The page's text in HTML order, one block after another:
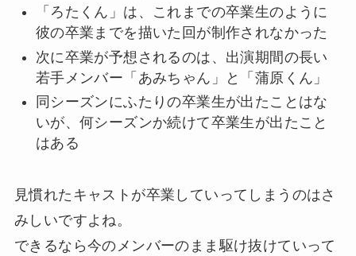
「ろたくん」は、これまでの卒業生のように
彼の卒業までを描いた回が制作されなかった
次に卒業が予想されるのは、出演期間の長い
若手メンバー「あみちゃん」と「蒲原くん」
同シーズンにふたりの卒業生が出たことはな
いが、何シーズンか続けて卒業生が出たこと
はある
見慣れたキャストが卒業していってしまうのはさ
みしいですよね。
できるなら今のメンバーのまま駆け抜けていって